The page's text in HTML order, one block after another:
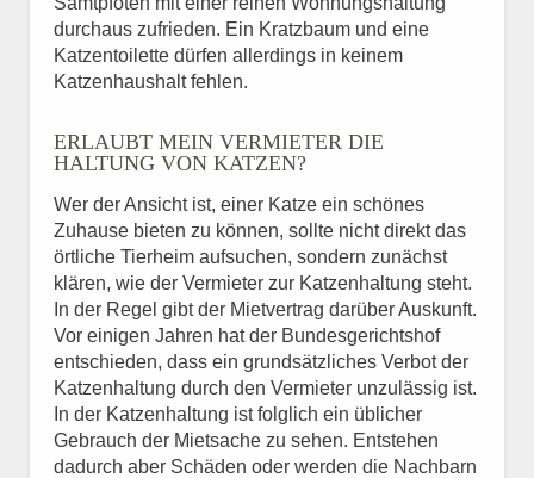
durchaus zufrieden. Ein Kratzbaum und eine
Katzentoilette dürfen allerdings in keinem
Katzenhaushalt fehlen.
ERLAUBT MEIN VERMIETER DIE
HALTUNG VON KATZEN?
Wer der Ansicht ist, einer Katze ein schönes
Zuhause bieten zu können, sollte nicht direkt das
örtliche Tierheim aufsuchen, sondern zunächst
klären, wie der Vermieter zur Katzenhaltung steht.
In der Regel gibt der Mietvertrag darüber Auskunft.
Vor einigen Jahren hat der Bundesgerichtshof
entschieden, dass ein grundsätzliches Verbot der
Katzenhaltung durch den Vermieter unzulässig ist.
In der Katzenhaltung ist folglich ein üblicher
Gebrauch der Mietsache zu sehen. Entstehen
dadurch aber Schäden oder werden die Nachbarn